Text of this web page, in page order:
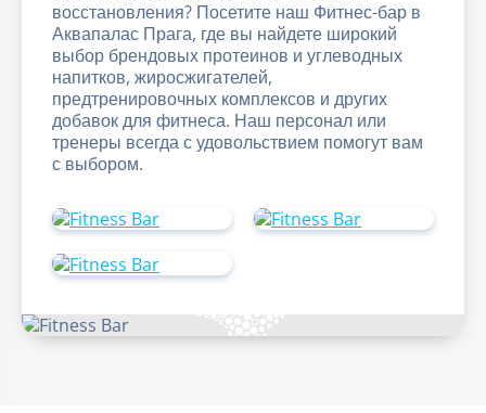
восстановления? Посетите наш Фитнес-бар в
Аквапалас Прага, где вы найдете широкий
выбор брендовых протеинов и углеводных
напитков, жиросжигателей,
предтренировочных комплексов и других
добавок для фитнеса. Наш персонал или
тренеры всегда с удовольствием помогут вам
с выбором.